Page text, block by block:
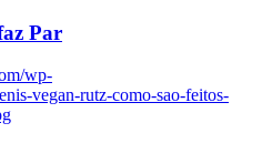
Par
wp-
vegan-rutz-como-sao-feitos-